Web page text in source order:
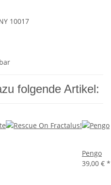
10017
folgende Artikel:
Pengo
39,00 € *